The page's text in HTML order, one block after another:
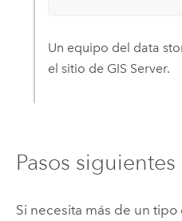
Un equipo del data
el sitio de GIS Server.
Pasos siguientes
Si necesita más de un